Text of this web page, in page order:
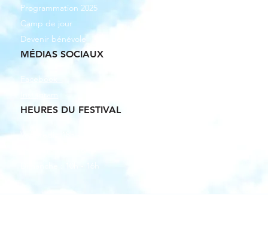
Programmation 2025
Camp de jour
Devenir bénévole
MÉDIAS SOCIAUX
Facebook
Instagram
HEURES DU FESTIVAL